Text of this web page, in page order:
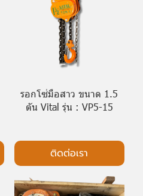
รอกโซ่มือสาว ขนาด 1.5
ตัน Vital รุ่น : VP5-15
ติดต่อเรา